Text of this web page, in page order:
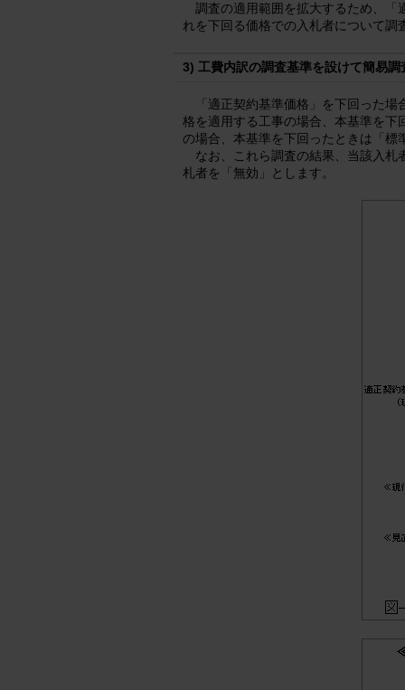
調査の適用範囲を拡大するため、「
れを下回る価格での入札者について調
3) 工費内訳の調査基準を設けて簡易調
「適正契約基準価格」を下回った
格を適用する工事の場合、本基準を下
の場合、本基準を下回ったときは「標
なお、これら調査の結果、当該入札
札者を「無効」とします。